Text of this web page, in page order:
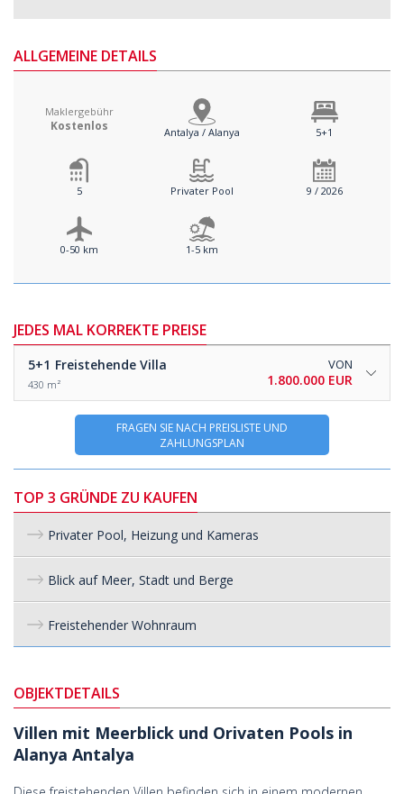
ALLGEMEINE DETAILS
Maklergebühr
Kostenlos Antalya / Alanya 5+1
5 Privater Pool 9 / 2026
0-50 km 1-5 km
JEDES MAL KORREKTE PREISE
5+1 Freistehende Villa
430 m²
VON
1.800.000 EUR
FRAGEN SIE NACH PREISLISTE UND
ZAHLUNGSPLAN
TOP 3 GRÜNDE ZU KAUFEN
Privater Pool, Heizung und Kameras
Blick auf Meer, Stadt und Berge
Freistehender Wohnraum
OBJEKTDETAILS
Villen mit Meerblick und Orivaten Pools in
Alanya Antalya